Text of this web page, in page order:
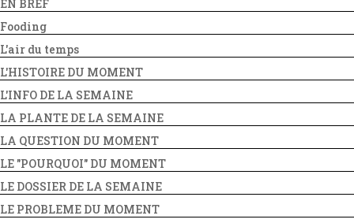
EN BREF
Fooding
L'air du temps
L'HISTOIRE DU MOMENT
L'INFO DE LA SEMAINE
LA PLANTE DE LA SEMAINE
LA QUESTION DU MOMENT
LE "POURQUOI" DU MOMENT
LE DOSSIER DE LA SEMAINE
LE PROBLEME DU MOMENT